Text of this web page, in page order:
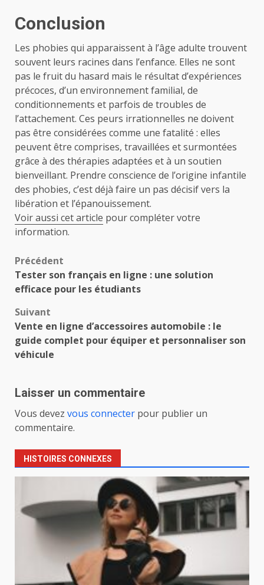
Conclusion
Les phobies qui apparaissent à l’âge adulte trouvent
souvent leurs racines dans l’enfance. Elles ne sont
pas le fruit du hasard mais le résultat d’expériences
précoces, d’un environnement familial, de
conditionnements et parfois de troubles de
l’attachement. Ces peurs irrationnelles ne doivent
pas être considérées comme une fatalité : elles
peuvent être comprises, travaillées et surmontées
grâce à des thérapies adaptées et à un soutien
bienveillant. Prendre conscience de l’origine infantile
des phobies, c’est déjà faire un pas décisif vers la
libération et l’épanouissement.
Voir aussi cet article pour compléter votre
information.
Navigation
d’article
Précédent
Tester son français en ligne : une solution
efficace pour les étudiants
Suivant
Vente en ligne d’accessoires automobile : le
guide complet pour équiper et personnaliser son
véhicule
Laisser un commentaire
Vous devez vous connecter pour publier un
commentaire.
HISTOIRES CONNEXES